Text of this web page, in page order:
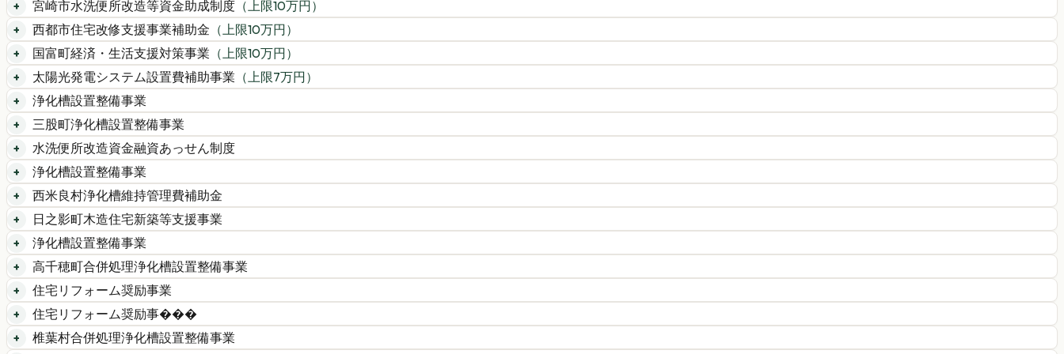
宮崎市水洗便所改造等資金助成制度 （上限10万円）
西都市住宅改修支援事業補助金 （上限10万円）
国富町経済・生活支援対策事業 （上限10万円）
太陽光発電システム設置費補助事業 （上限7万円）
浄化槽設置整備事業
三股町浄化槽設置整備事業
水洗便所改造資金融資あっせん制度
浄化槽設置整備事業
西米良村浄化槽維持管理費補助金
日之影町木造住宅新築等支援事業
浄化槽設置整備事業
高千穂町合併処理浄化槽設置整備事業
住宅リフォーム奨励事業
住宅リフォーム奨励事���
椎葉村合併処理浄化槽設置整備事業